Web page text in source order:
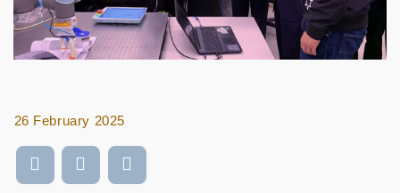
26 February 2025